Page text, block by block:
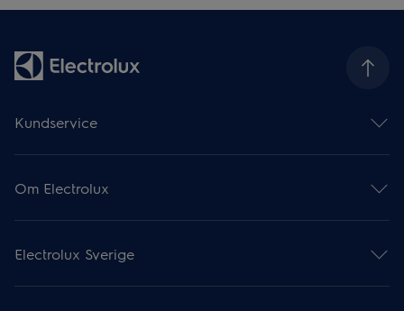
Kundservice
Supportartiklar
Hitta din produktmanual
Boka service online
Registrera din produkt
Ångerrätt
Om Electrolux
Electrolux Professional
Press & nyheter
Finansiell information
Electrolux Sverige